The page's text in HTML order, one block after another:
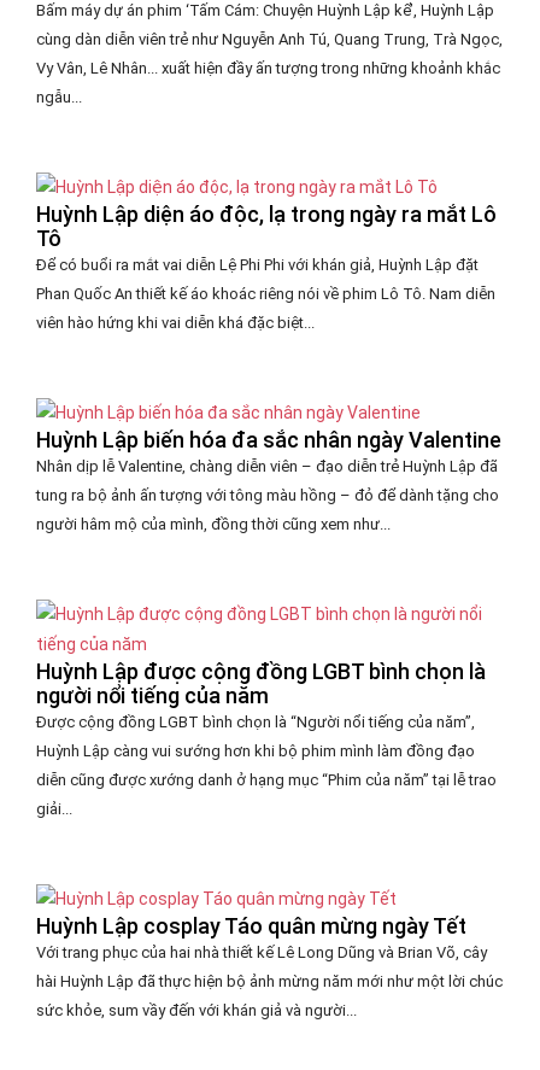
Bấm máy dự án phim ‘Tấm Cám: Chuyện Huỳnh Lập kể’, Huỳnh Lập
cùng dàn diễn viên trẻ như Nguyễn Anh Tú, Quang Trung, Trà Ngọc,
Vy Vân, Lê Nhân... xuất hiện đầy ấn tượng trong những khoảnh khắc
ngẫu...
Huỳnh Lập diện áo độc, lạ trong ngày ra mắt Lô
Tô
Để có buổi ra mắt vai diễn Lệ Phi Phi với khán giả, Huỳnh Lập đặt
Phan Quốc An thiết kế áo khoác riêng nói về phim Lô Tô. Nam diễn
viên hào hứng khi vai diễn khá đặc biệt...
Huỳnh Lập biến hóa đa sắc nhân ngày Valentine
Nhân dịp lễ Valentine, chàng diễn viên – đạo diễn trẻ Huỳnh Lập đã
tung ra bộ ảnh ấn tượng với tông màu hồng – đỏ để dành tặng cho
người hâm mộ của mình, đồng thời cũng xem như...
Huỳnh Lập được cộng đồng LGBT bình chọn là
người nổi tiếng của năm
Được cộng đồng LGBT bình chọn là “Người nổi tiếng của năm”,
Huỳnh Lập càng vui sướng hơn khi bộ phim mình làm đồng đạo
diễn cũng được xướng danh ở hạng mục “Phim của năm” tại lễ trao
giải...
Huỳnh Lập cosplay Táo quân mừng ngày Tết
Với trang phục của hai nhà thiết kế Lê Long Dũng và Brian Võ, cây
hài Huỳnh Lập đã thực hiện bộ ảnh mừng năm mới như một lời chúc
sức khỏe, sum vầy đến với khán giả và người...